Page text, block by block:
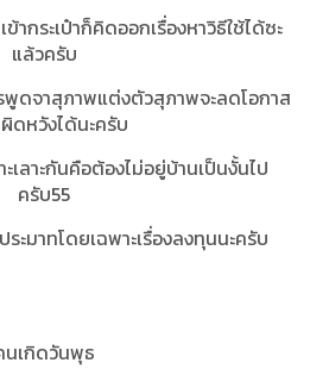
ข้ากระเป๋าก็คิดออกเรื่องหาวิธีใช้ได้ซะ
แล้วครับ
พูดจาสุภาพแต่งตัวสุภาพจะลดโอกาส
ดหวังได้นะครับ
เลาะกันคือต้องไม่อยู่บ้านเป็นงั้นไป
ครับ55
ระมาทโดยเฉพาะเรื่องลงทุนนะครับ
นเกิดวันพุธ